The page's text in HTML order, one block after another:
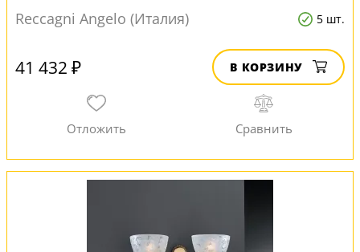
Reccagni Angelo (Италия) 5 шт.
41 432 ₽ В КОРЗИНУ